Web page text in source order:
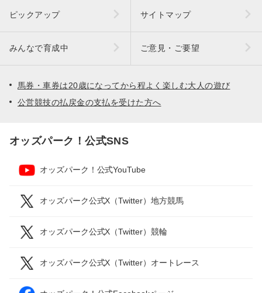
ピックアップ サイトマップ
みんなで育成中 ご意見・ご要望
馬券・車券は20歳になってから程よく楽しむ大人の遊び
公営競技の払戻金の支払を受けた方へ
オッズパーク！公式SNS
オッズパーク！公式YouTube
オッズパーク公式X（Twitter）地方競馬
オッズパーク公式X（Twitter）競輪
オッズパーク公式X（Twitter）オートレース